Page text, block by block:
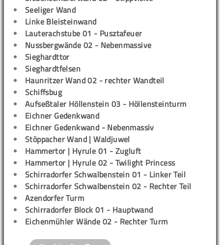
Seeliger Wand
Linke Bleisteinwand
Lauterachstube 01 - Pusztafeuer
Nussbergwände 02 - Nebenmassive
Sieghardttor
Sieghardtfelsen
Haunritzer Wand 02 - rechter Wandteil
Schiffsbug
Aufseßtaler Höllenstein 03 - Höllensteinturm
Eichner Gedenkwand
Eichner Gedenkwand - Nebenmassiv
Stöppacher Wand | Waldjuwel
Hammertor | Hyrule 01 - Zugluft
Hammertor | Hyrule 02 - Twilight Princess
Schirradorfer Schwalbenstein 01 - Linker Teil
Schirradorfer Schwalbenstein 02 - Rechter Teil
Azendorfer Turm
Schirradorfer Block 01 - Hauptwand
Eichenmühler Wände 02 - Rechter Turm